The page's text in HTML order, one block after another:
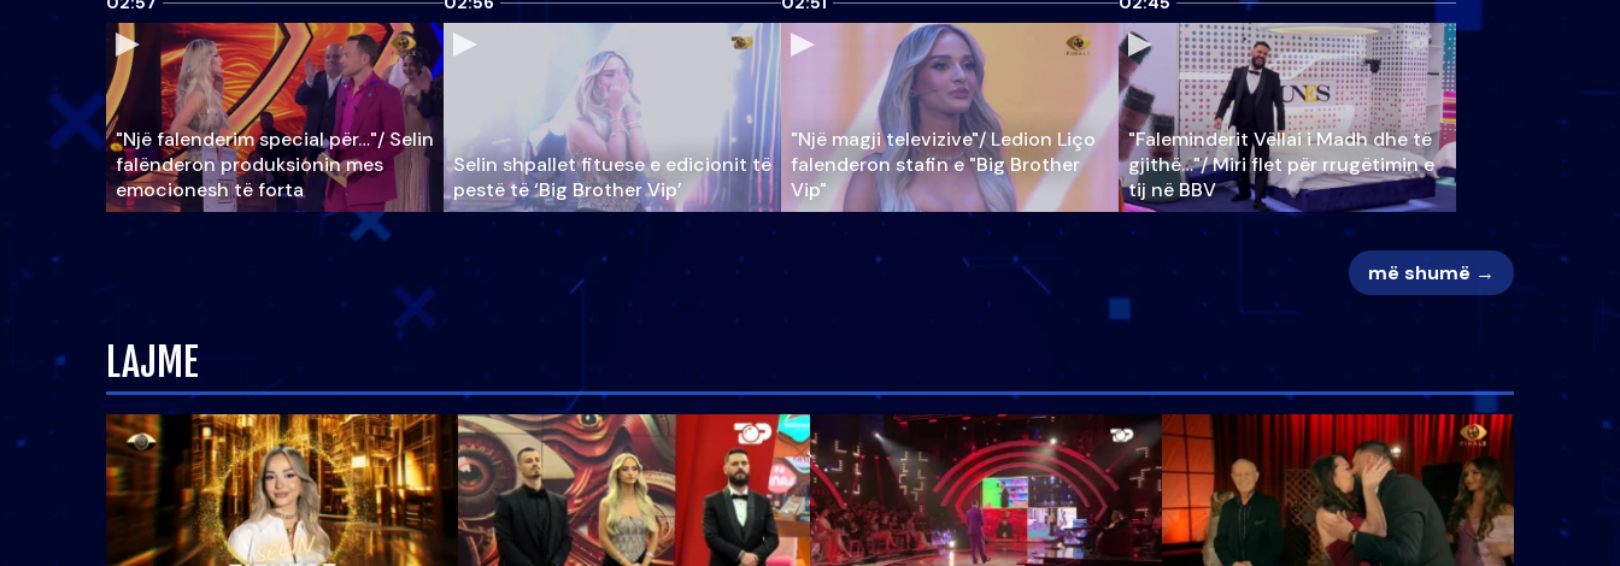
"Një falenderim special për…"/ Selin
falënderon produksionin mes
emocionesh të forta
Selin shpallet fituese e edicionit të
pestë të ‘Big Brother Vip’
"Një magji televizive"/ Ledion Liço
falenderon stafin e "Big Brother
Vip"
"Faleminderit Vëllai i Madh dhe të
gjithë…"/ Miri flet për rrugëtimin e
tij në BBV
më shumë →
LAJME